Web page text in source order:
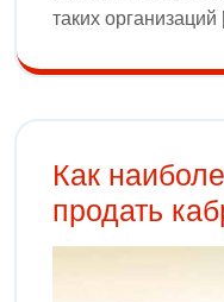
таких организаций
Как
продать